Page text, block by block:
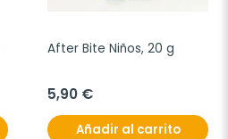
After Bite Niños, 20 g
5,90 €
Añadir al carrito